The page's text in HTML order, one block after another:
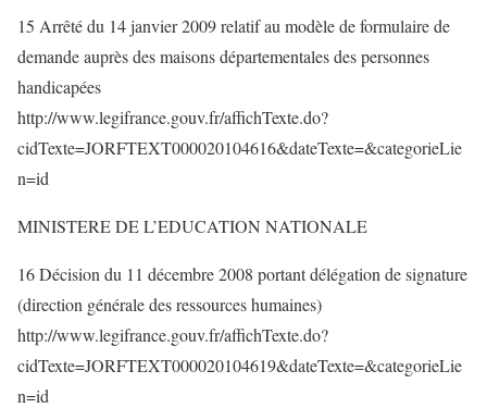
15 Arrêté du 14 janvier 2009 relatif au modèle de formulaire de
demande auprès des maisons départementales des personnes
handicapées
http://www.legifrance.gouv.fr/affichTexte.do?
cidTexte=JORFTEXT000020104616&dateTexte=&categorieLie
n=id
MINISTERE DE L’EDUCATION NATIONALE
16 Décision du 11 décembre 2008 portant délégation de signature
(direction générale des ressources humaines)
http://www.legifrance.gouv.fr/affichTexte.do?
cidTexte=JORFTEXT000020104619&dateTexte=&categorieLie
n=id